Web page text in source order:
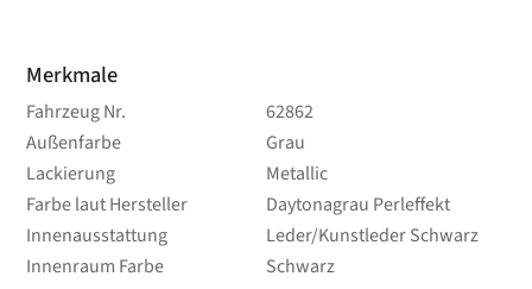
Merkmale
Fahrzeug Nr.
62862
Außenfarbe
Grau
Lackierung
Metallic
Farbe laut Hersteller
Daytonagrau Perleffekt
Innenausstattung
Leder/Kunstleder Schwarz
Innenraum Farbe
Schwarz